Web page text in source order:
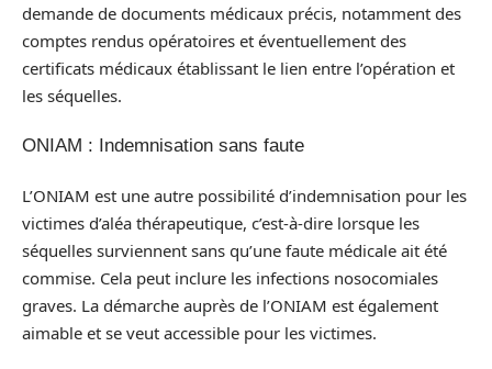
demande de documents médicaux précis, notamment des
comptes rendus opératoires et éventuellement des
certificats médicaux établissant le lien entre l’opération et
les séquelles.
ONIAM : Indemnisation sans faute
L’ONIAM est une autre possibilité d’indemnisation pour les
victimes d’aléa thérapeutique, c’est-à-dire lorsque les
séquelles surviennent sans qu’une faute médicale ait été
commise. Cela peut inclure les infections nosocomiales
graves. La démarche auprès de l’ONIAM est également
aimable et se veut accessible pour les victimes.